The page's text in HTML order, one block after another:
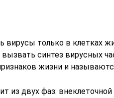
вирусы только в клетках
синтез вирусных
жизни и
из двух фаз: